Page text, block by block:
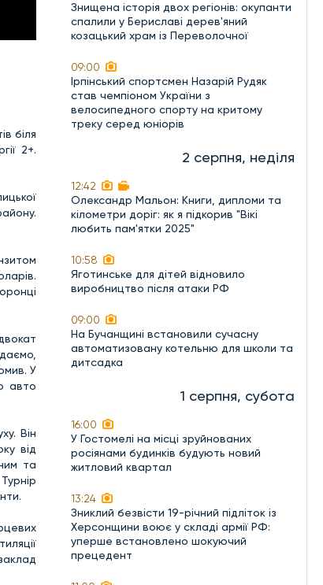
біля
2+.
У
авто
Він
від
та
Знищена історія двох регіонів: окупанти
спалили у Бериславі дерев'яний
козацький храм із Переволочної
09:00
Ірпінський спортсмен Назарій Рудяк
став чемпіоном України з
велосипедного спорту на критому
треку серед юніорів
2 серпня, неділя
12:42
Олександр Мальон: Книги, дипломи та
кілометри доріг: як я підкорив "Вікі
любить пам'ятки 2025"
10:58
Яготинське для дітей відновило
виробництво після атаки РФ
09:00
На Бучанщині встановили сучасну
автоматизовану котельню для школи та
дитсадка
1 серпня, субота
16:00
У Гостомелі на місці зруйнованих
росіянами будинків будують новий
житловий квартал
13:24
Зниклий безвісти 19-річний підліток із
Херсонщини воює у складі армії РФ:
уперше встановлено шокуючий
прецедент